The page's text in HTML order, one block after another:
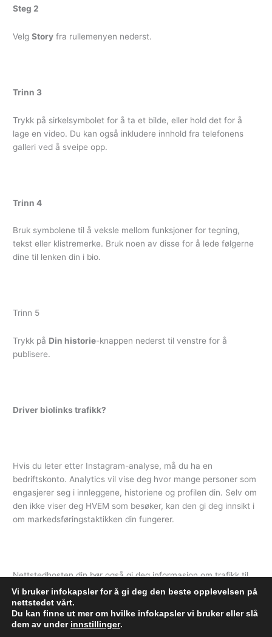
Steg 2
Velg Storyfra rullemenyen nederst.
Trinn 3
Trykk på sirkelsymbolet for å ta et bilde, eller hold det for å
lage en video. Du kan også inkludere innhold fra telefonens
galleri ved å sveipe opp.
Trinn 4
Bruk symbolene til å veksle mellom funksjoner for tegning,
tekst eller klistremerke. Bruk noen av disse for å lede følgerne
dine til lenken din i bio.
Trinn 5
Trykk på Din historie-knappen nederst til venstre for å
publisere.
Driver biolinks trafikk?
Hvis du leter etter Instagram-analyse, må du ha en
bedriftskonto. Analytics vil vise deg hvor mange personer som
engasjerer seg i innleggene, historiene og profilen din. Selv om
den ikke viser deg HVEM som besøker, kan den gi deg innsikt i
om markedsføringstaktikken din fungerer.
Nettstedhosten din bør også gi deg informasjon om trafikk til
nettstedet ditt, men det kan hende den ikke viser deg hvor
trafikken kommer fra.
Vi bruker infokapsler for å gi deg den beste opplevelsen på
nettstedet vårt.
Du kan finne ut mer om hvilke infokapsler vi bruker eller slå
dem av under innstillinger.